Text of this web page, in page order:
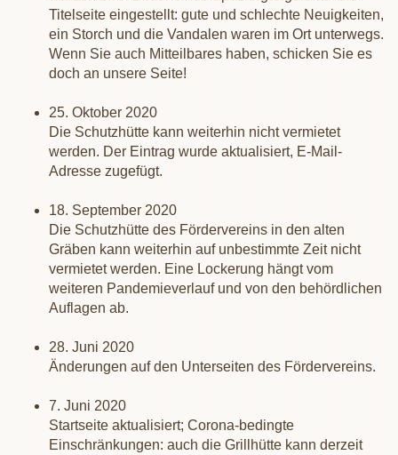
Titelseite eingestellt: gute und schlechte Neuigkeiten,
ein Storch und die Vandalen waren im Ort unterwegs.
Wenn Sie auch Mitteilbares haben, schicken Sie es
doch an unsere Seite!
25. Oktober 2020
Die Schutzhütte kann weiterhin nicht vermietet
werden. Der Eintrag wurde aktualisiert, E-Mail-
Adresse zugefügt.
18. September 2020
Die Schutzhütte des Fördervereins in den alten
Gräben kann weiterhin auf unbestimmte Zeit nicht
vermietet werden. Eine Lockerung hängt vom
weiteren Pandemieverlauf und von den behördlichen
Auflagen ab.
28. Juni 2020
Änderungen auf den Unterseiten des Fördervereins.
7. Juni 2020
Startseite aktualisiert; Corona-bedingte
Einschränkungen: auch die Grillhütte kann derzeit